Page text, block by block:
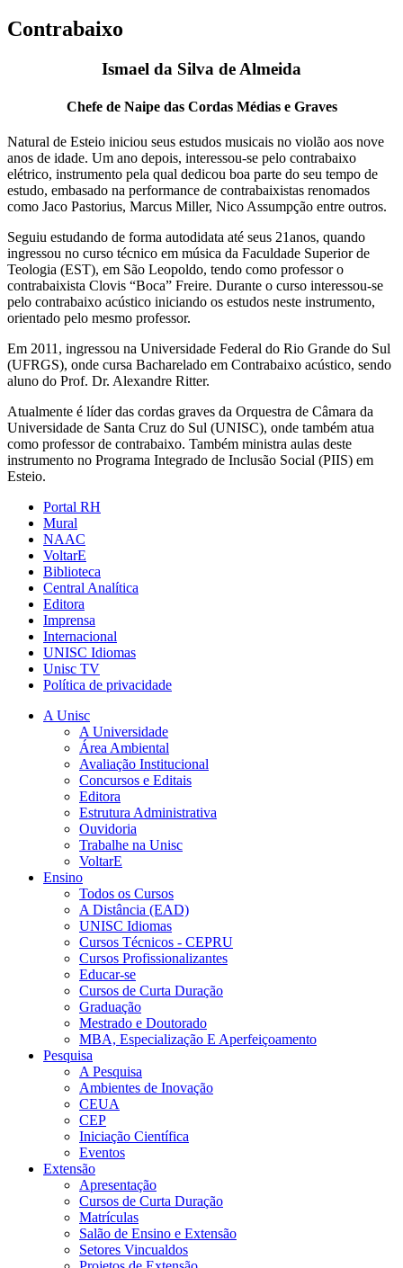
Contrabaixo
Ismael da Silva de Almeida
Chefe de Naipe das Cordas Médias e Graves
Natural de Esteio iniciou seus estudos musicais no violão aos nove
anos de idade. Um ano depois, interessou-se pelo contrabaixo
elétrico, instrumento pela qual dedicou boa parte do seu tempo de
estudo, embasado na performance de contrabaixistas renomados
como Jaco Pastorius, Marcus Miller, Nico Assumpção entre outros.
Seguiu estudando de forma autodidata até seus 21anos, quando
ingressou no curso técnico em música da Faculdade Superior de
Teologia (EST), em São Leopoldo, tendo como professor o
contrabaixista Clovis “Boca” Freire. Durante o curso interessou-se
pelo contrabaixo acústico iniciando os estudos neste instrumento,
orientado pelo mesmo professor.
Em 2011, ingressou na Universidade Federal do Rio Grande do Sul
(UFRGS), onde cursa Bacharelado em Contrabaixo acústico, sendo
aluno do Prof. Dr. Alexandre Ritter.
Atualmente é líder das cordas graves da Orquestra de Câmara da
Universidade de Santa Cruz do Sul (UNISC), onde também atua
como professor de contrabaixo. Também ministra aulas deste
instrumento no Programa Integrado de Inclusão Social (PIIS) em
Esteio.
Portal RH
Mural
NAAC
VoltarE
Biblioteca
Central Analítica
Editora
Imprensa
Internacional
UNISC Idiomas
Unisc TV
Política de privacidade
A Unisc
A Universidade
Área Ambiental
Avaliação Institucional
Concursos e Editais
Editora
Estrutura Administrativa
Ouvidoria
Trabalhe na Unisc
VoltarE
Ensino
Todos os Cursos
A Distância (EAD)
UNISC Idiomas
Cursos Técnicos - CEPRU
Cursos Profissionalizantes
Educar-se
Cursos de Curta Duração
Graduação
Mestrado e Doutorado
MBA, Especialização E Aperfeiçoamento
Pesquisa
A Pesquisa
Ambientes de Inovação
CEUA
CEP
Iniciação Científica
Eventos
Extensão
Apresentação
Cursos de Curta Duração
Matrículas
Salão de Ensino e Extensão
Setores Vincualdos